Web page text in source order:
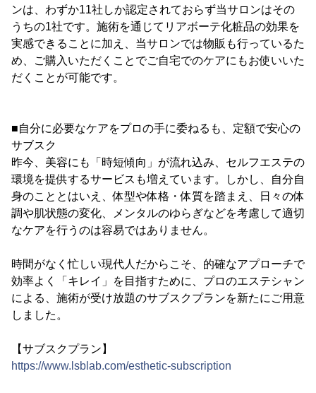
ンは、わずか11社しか認定されておらず当サロンはその
うちの1社です。施術を通じてリアボーテ化粧品の効果を
実感できることに加え、当サロンでは物販も行っているた
め、ご購入いただくことでご自宅でのケアにもお使いいた
だくことが可能です。​
■自分に必要なケアをプロの手に委ねるも、定額で安心の
サブスク
昨今、美容にも「時短傾向」が流れ込み、セルフエステの
環境を提供するサービスも増えています。しかし、自分自
身のこととはいえ、体型や体格・体質を踏まえ、日々の体
調や肌状態の変化、メンタルのゆらぎなどを考慮して適切
なケアを行うのは容易ではありません。
時間がなく忙しい現代人だからこそ、的確なアプローチで
効率よく「キレイ」を目指すために、プロのエステシャン
による、施術が受け放題のサブスクプランを新たにご用意
しました。
【サブスクプラン】
https://www.lsblab.com/esthetic-subscription